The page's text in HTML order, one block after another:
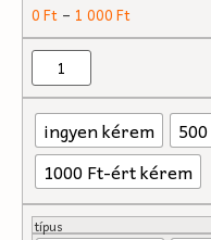
0Ft – 1 000Ft
ingyen kérem
1000 Ft-ért kérem
típus